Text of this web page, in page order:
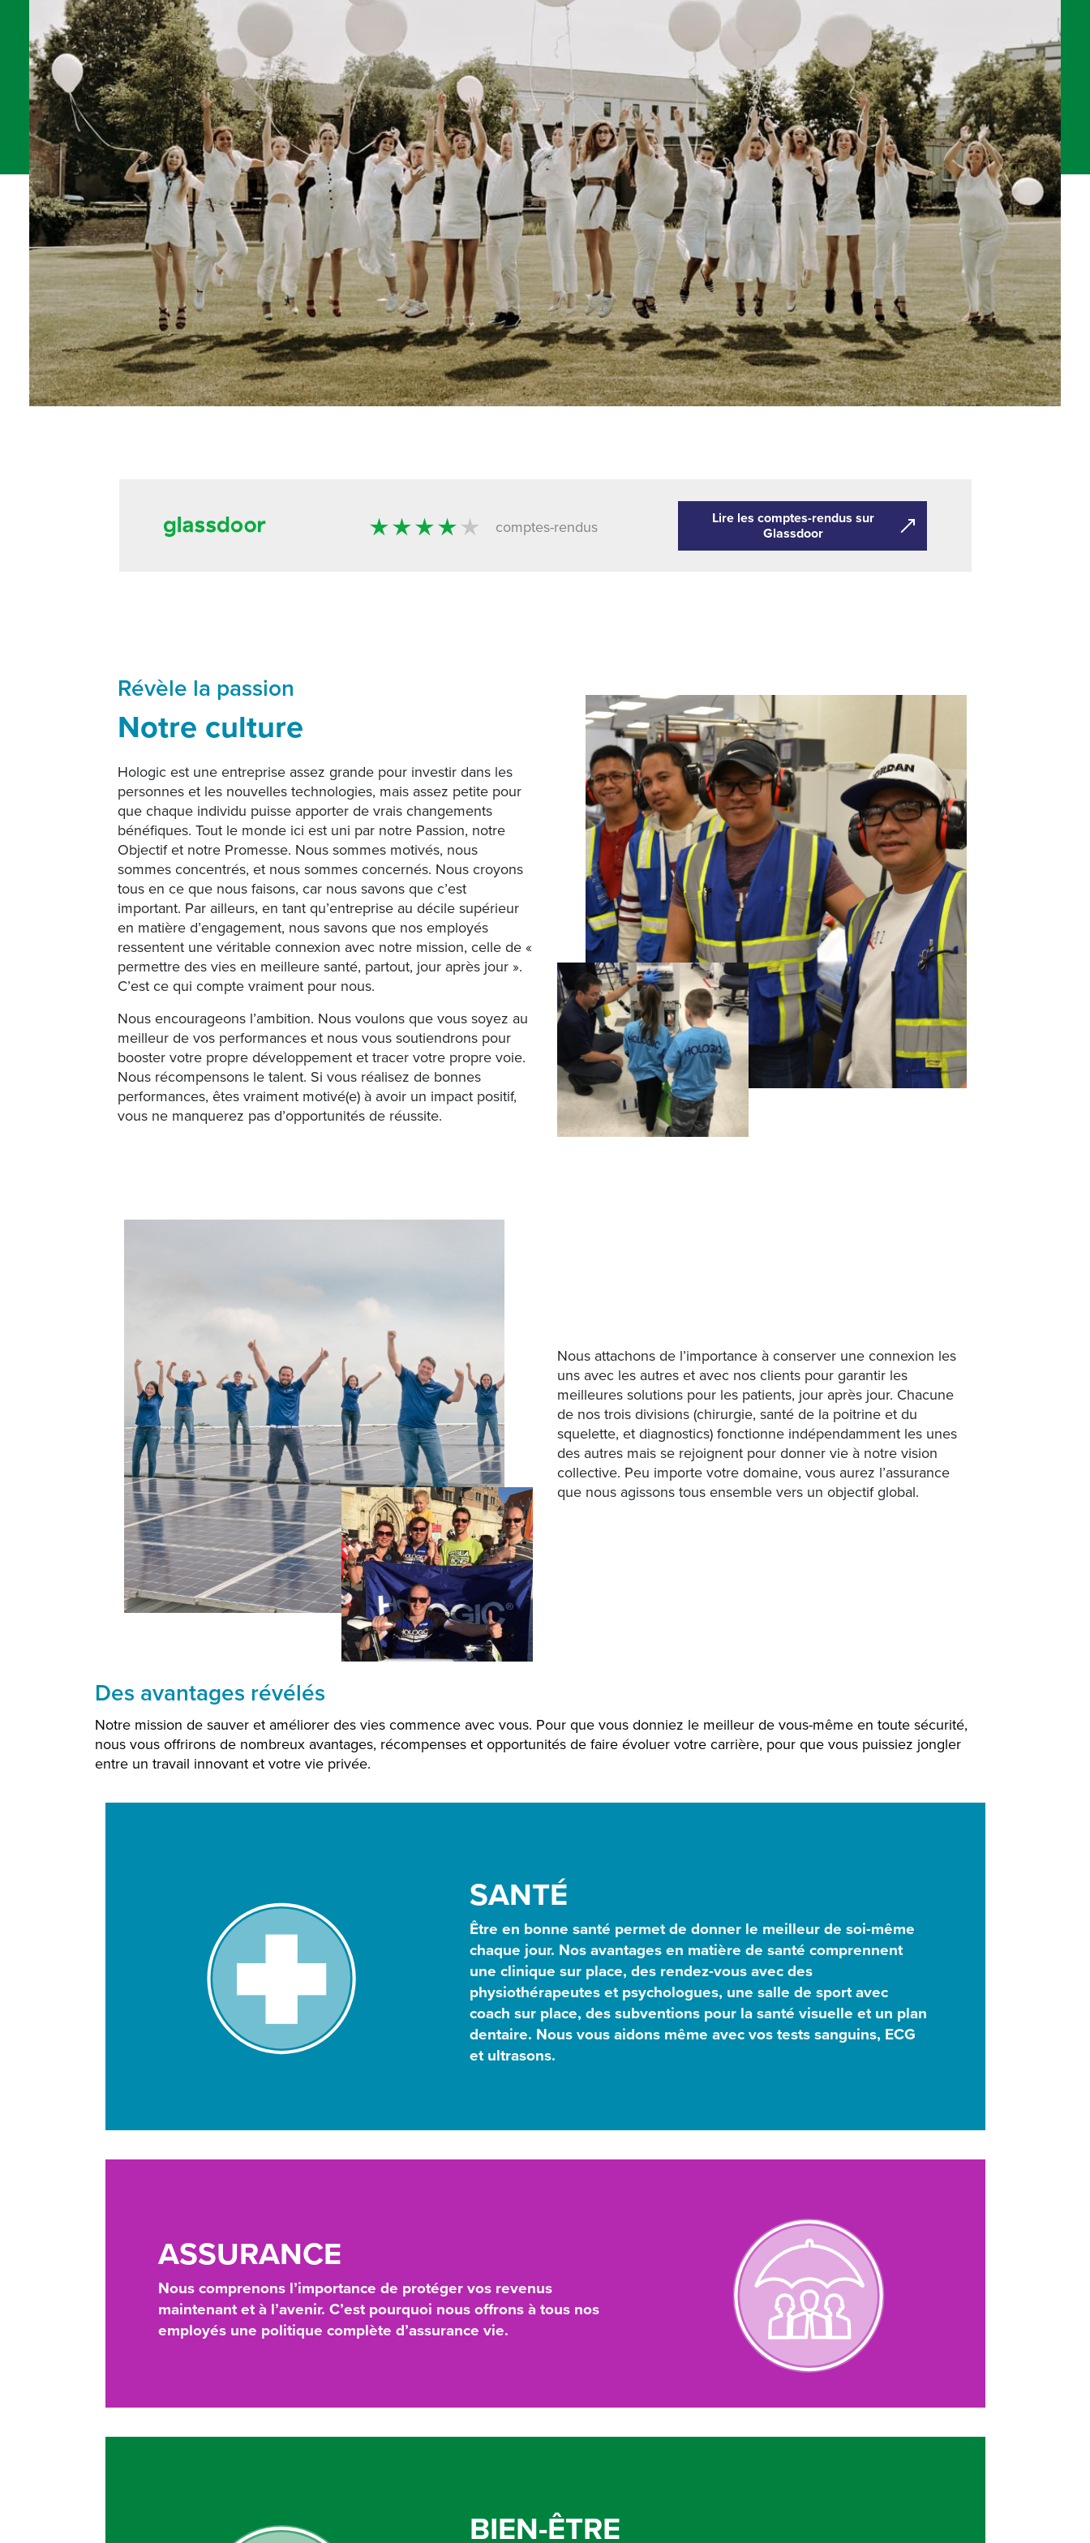
comptes-rendus
Lire les comptes-rendus sur
Glassdoor
Révèle la passion
Notre culture
Hologic est une entreprise assez grande pour investir dans les
personnes et les nouvelles technologies, mais assez petite pour
que chaque individu puisse apporter de vrais changements
bénéfiques. Tout le monde ici est uni par notre Passion, notre
Objectif et notre Promesse. Nous sommes motivés, nous
sommes concentrés, et nous sommes concernés. Nous croyons
tous en ce que nous faisons, car nous savons que c’est
important. Par ailleurs, en tant qu’entreprise au décile supérieur
en matière d’engagement, nous savons que nos employés
ressentent une véritable connexion avec notre mission, celle de «
permettre des vies en meilleure santé, partout, jour après jour ».
C’est ce qui compte vraiment pour nous.
Nous encourageons l’ambition. Nous voulons que vous soyez au
meilleur de vos performances et nous vous soutiendrons pour
booster votre propre développement et tracer votre propre voie.
Nous récompensons le talent. Si vous réalisez de bonnes
performances, êtes vraiment motivé(e) à avoir un impact positif,
vous ne manquerez pas d’opportunités de réussite.
Nous attachons de l’importance à conserver une connexion les
uns avec les autres et avec nos clients pour garantir les
meilleures solutions pour les patients, jour après jour. Chacune
de nos trois divisions (chirurgie, santé de la poitrine et du
squelette, et diagnostics) fonctionne indépendamment les unes
des autres mais se rejoignent pour donner vie à notre vision
collective. Peu importe votre domaine, vous aurez l’assurance
que nous agissons tous ensemble vers un objectif global.
Des avantages révélés
Notre mission de sauver et améliorer des vies commence avec vous. Pour que vous donniez le meilleur de vous-même en toute sécurité,
nous vous offrirons de nombreux avantages, récompenses et opportunités de faire évoluer votre carrière, pour que vous puissiez jongler
entre un travail innovant et votre vie privée.
SANTÉ
Être en bonne santé permet de donner le meilleur de soi-même
chaque jour. Nos avantages en matière de santé comprennent
une clinique sur place, des rendez-vous avec des
physiothérapeutes et psychologues, une salle de sport avec
coach sur place, des subventions pour la santé visuelle et un plan
dentaire. Nous vous aidons même avec vos tests sanguins, ECG
et ultrasons.
ASSURANCE
Nous comprenons l’importance de protéger vos revenus
maintenant et à l’avenir. C’est pourquoi nous offrons à tous nos
employés une politique complète d’assurance vie.
BIEN-ÊTRE